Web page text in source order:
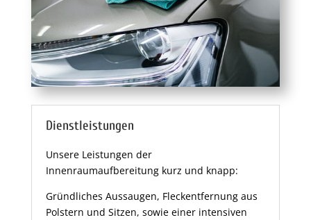
Dienstleistungen
Unsere Leistungen der
Innenraumaufbereitung kurz und knapp:
Gründliches Aussaugen, Fleckentfernung aus
Polstern und Sitzen, sowie einer intensiven